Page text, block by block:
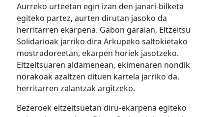
Aurreko urteetan egin izan den janari-bilketa
egiteko partez, aurten dirutan jasoko da
herritarren ekarpena. Gabon garaian, Eltzeitsu
Solidarioak jarriko dira Arkupeko saltokietako
mostradoreetan, ekarpen horiek jasotzeko.
Eltzeitsuaren aldamenean, ekimenaren nondik
norakoak azaltzen dituen kartela jarriko da,
herritarren zalantzak argitzeko.
Bezeroek eltzeitsuetan diru-ekarpena egiteko